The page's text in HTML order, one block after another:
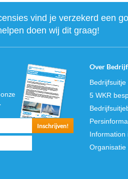
vind je verzekerd een
doen wij dit graag!
Over
5 WKR
Information
Organisatie